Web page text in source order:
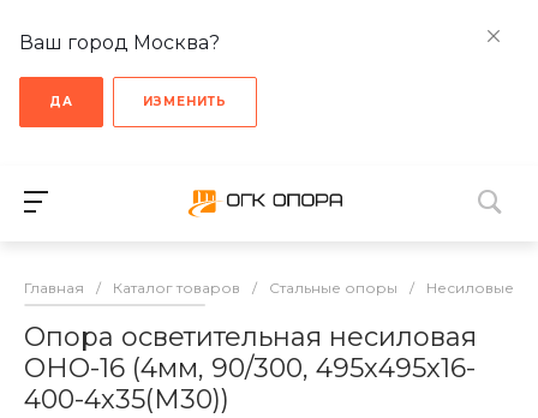
Ваш город Москва?
ДА ИЗМЕНИТЬ
Главная / Каталог товаров / Стальные опоры / Несиловые
Опора осветительная несиловая
ОНО-16 (4мм, 90/300, 495х495х16-
400-4х35(М30))